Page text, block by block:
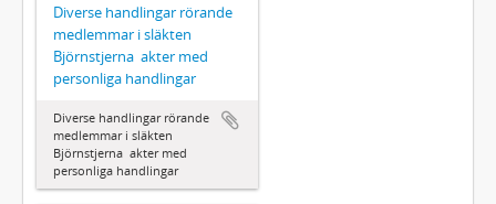
Diverse handlingar rörande
medlemmar i släkten
Björnstjerna  akter med
personliga handlingar
Diverse handlingar rörande
medlemmar i släkten
Björnstjerna  akter med
personliga handlingar